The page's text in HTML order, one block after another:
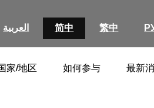
العربية 简中 繁中
家/地区 如何参与 最新